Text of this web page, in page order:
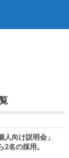
人向け説明会」
名の採用。